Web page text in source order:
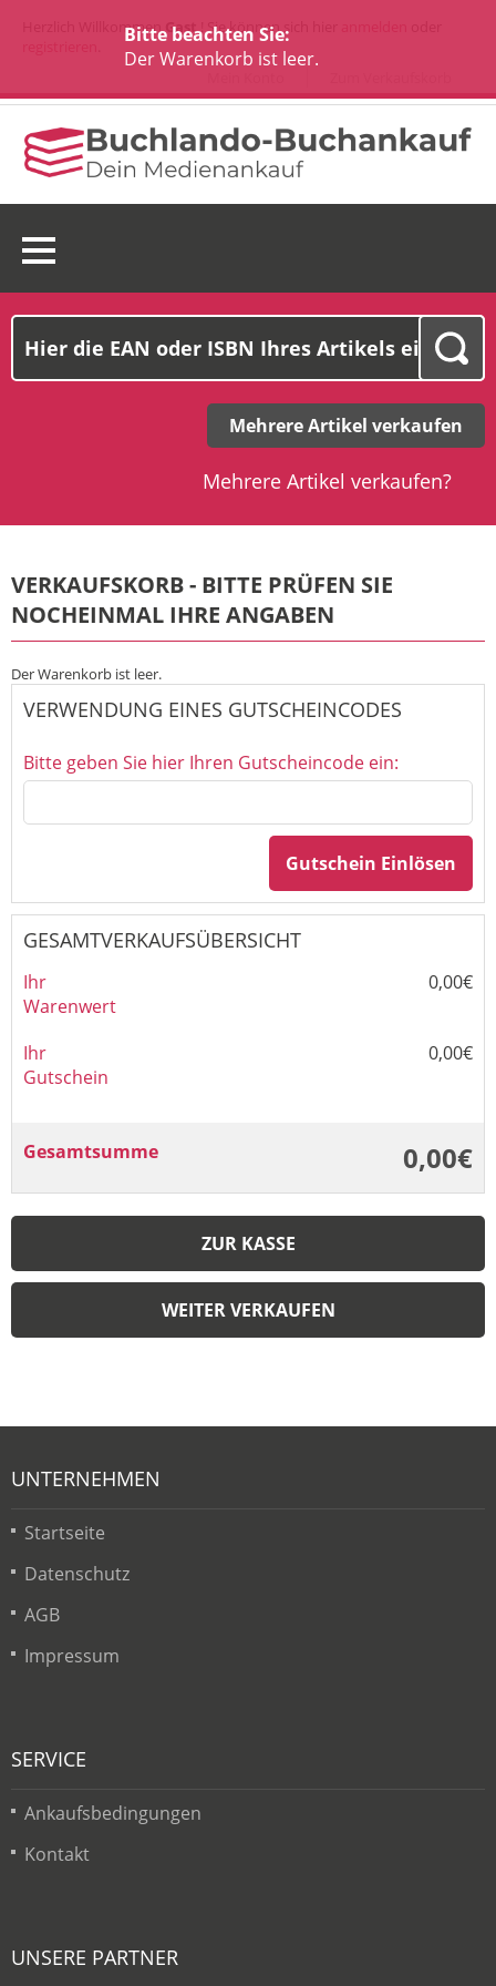
Herzlich WillkommenGast! Sie können sich hier
Mehrere Artikel verkaufen
Mehrere Artikel verkaufen?
VERKAUFSKORB - BITTE PRÜFEN SIE
NOCHEINMAL IHRE ANGABEN
Der Warenkorb ist leer.
VERWENDUNG EINES GUTSCHEINCODES
Bitte geben Sie hier Ihren Gutscheincode ein:
Gutschein Einlösen
GESAMTVERKAUFSÜBERSICHT
Ihr
Warenwert
0,00€
Ihr
Gutschein
0,00€
Gesamtsumme 0,00€
ZUR KASSE
WEITER VERKAUFEN
UNTERNEHMEN
Startseite
Datenschutz
AGB
Impressum
SERVICE
Ankaufsbedingungen
Kontakt
UNSERE PARTNER
Bitte beachten Sie:
Der Warenkorb ist leer.